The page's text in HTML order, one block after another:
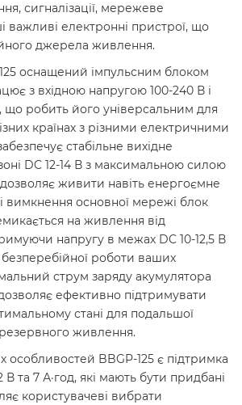
сигналізації, мережеве
важливі електронні пристрої, що
джерела живлення.
оснащений імпульсним блоком
з вхідною напругою 100-240 В і
що робить його універсальним для
країнах з різними електричними
стабільне вихідне
DC 12-14 В з максимальною силою
живити навіть енергоємне
вимкнення основної мережі блок
на живлення від
напругу в межах DC 10-12,5 В
роботи ваших
струм заряду акумулятора
ефективно підтримувати
стані для подальшої
живлення.
особливостей BBGP-125 є підтримка
В та 7 А·год, які мають бути придбані
користувачеві вибрати